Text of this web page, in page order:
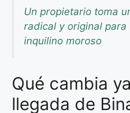
Un propietario toma
radical y original para
inquilino moroso
Qué cambia
llegada de